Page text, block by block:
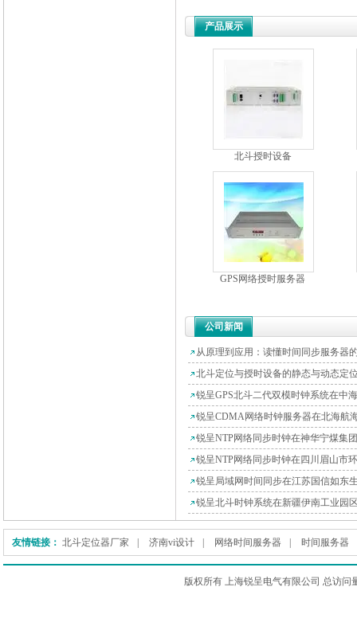
产品展示
北斗授时设备
GPS网络授时服务器
公司新闻
从原理到应用：读懂时间同步服务器
友情链接： 北斗定位器厂家 济南vi设计 网络时间服务器 时间服务器
版权所有 上海锐呈电气有限公司 总访问